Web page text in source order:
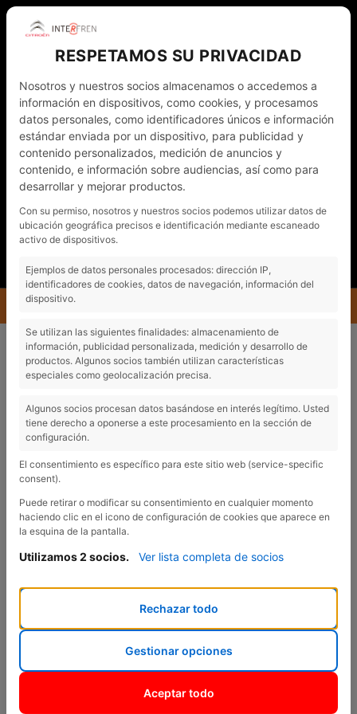
WHATSAPP
NOTICIAS CONTACTO - CITA PRÈVIA
MI CUENTA
MENU
INTERFREN NOTICIAS ELECTRÍZATE CON INTERFREN
ELECTRÍZATE CON INTERFREN
Previous
Citroën también apuesta por la eficiencia y una conducción más
limpia y ecológica, que ayude a cuidar nuestro planeta. Por ello,
desde Interfren os resumimos los detalles sobre la gama
eléctrica de Citröen, compuesta por cuatro vehículos diferentes.
RESPETAMOS SU PRIVACIDAD
Nosotros y nuestros socios almacenamos o accedemos a
información en dispositivos, como cookies, y procesamos
datos personales, como identificadores únicos e información
estándar enviada por un dispositivo, para publicidad y
contenido personalizados, medición de anuncios y
contenido, e información sobre audiencias, así como para
desarrollar y mejorar productos.
Con su permiso, nosotros y nuestros socios podemos utilizar datos de
ubicación geográfica precisos e identificación mediante escaneado
activo de dispositivos.
Ejemplos de datos personales procesados: dirección IP,
identificadores de cookies, datos de navegación, información del
dispositivo.
Se utilizan las siguientes finalidades: almacenamiento de
información, publicidad personalizada, medición y desarrollo de
productos. Algunos socios también utilizan características
especiales como geolocalización precisa.
Algunos socios procesan datos basándose en interés legítimo. Usted
tiene derecho a oponerse a este procesamiento en la sección de
configuración.
El consentimiento es específico para este sitio web (service-specific
consent).
Puede retirar o modificar su consentimiento en cualquier momento
haciendo clic en el icono de configuración de cookies que aparece en
la esquina de la pantalla.
Utilizamos 2 socios. Ver lista completa de socios
Rechazar todo
Gestionar opciones
Aceptar todo